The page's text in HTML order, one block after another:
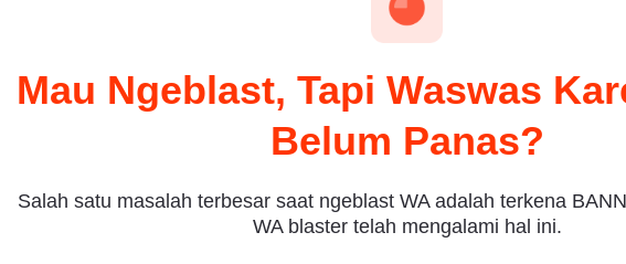
Mau Ngeblast, Tapi Waswas
Belum Panas?
Salah satu masalah terbesar saat ngeblast WA adalah terkena
WA blaster telah mengalami hal ini.